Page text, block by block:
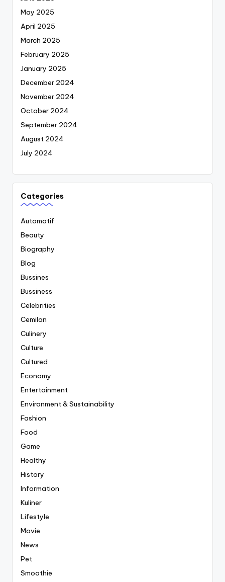
May 2025
April 2025
March 2025
February 2025
January 2025
December 2024
November 2024
October 2024
September 2024
August 2024
July 2024
Categories
Automotif
Beauty
Biography
Blog
Bussines
Bussiness
Celebrities
Cemilan
Culinery
Culture
Cultured
Economy
Entertainment
Environment & Sustainability
Fashion
Food
Game
Healthy
History
Information
Kuliner
Lifestyle
Movie
News
Pet
Smoothie